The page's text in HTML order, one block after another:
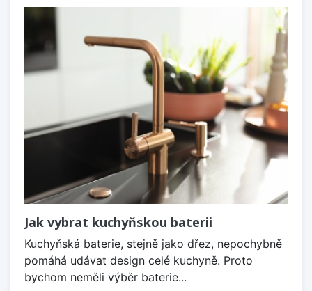
Jak vybrat kuchyňskou baterii
Kuchyňská baterie, stejně jako dřez, nepochybně
pomáhá udávat design celé kuchyně. Proto
bychom neměli výběr baterie...